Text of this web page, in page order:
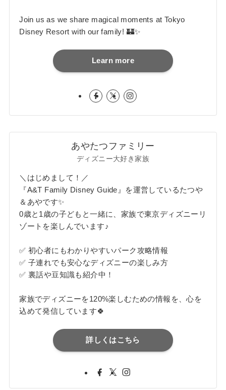
Join us as we share magical moments at Tokyo
Disney Resort with our family! 🏰✨
Learn more
あやたつファミリー
ディズニー大好き家族
＼はじめまして！／
『A&T Family Disney Guide』を運営しているたつや
＆あやです✨
0歳と1歳の子どもと一緒に、家族で東京ディズニーリ
ゾートを楽しんでいます♪
✅ 初心者にもわかりやすいパーク攻略情報
✅ 子連れでも安心なディズニーの楽しみ方
✅ 裏話や豆知識も紹介中！
家族でディズニーを120%楽しむための情報を、心を
込めて発信しています🍀
詳しくはこちら